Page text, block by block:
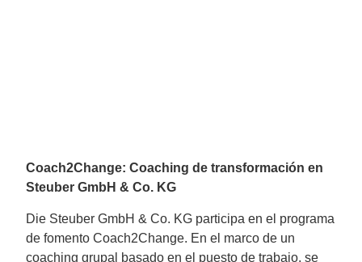
Coach2Change: Coaching de transformación en
Steuber GmbH & Co. KG
Die Steuber GmbH & Co. KG participa en el programa
de fomento Coach2Change. En el marco de un
coaching grupal basado en el puesto de trabajo, se